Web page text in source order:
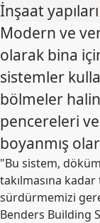
İnşaat
Modern ve
olarak bina
sistemler
bölmeler
pencereleri ve
boyanmış
"Bu sistem,
takılmasına
sürdürmemizi
Benders Building